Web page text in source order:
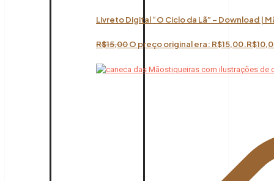
Livreto Digital “O Ciclo da Lã” – Download |
R$15,00O preço original era: R$15,00.R$